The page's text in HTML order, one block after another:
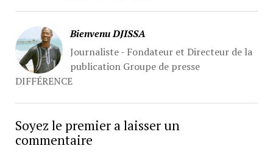
Bienvenu DJISSA
Journaliste - Fondateur et Directeur de la
publication Groupe de presse
DIFFÉRENCE
Soyez le premier a laisser un
commentaire